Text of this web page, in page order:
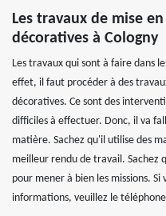
Les travaux de mise
décoratives à Cologny
Les travaux qui sont à faire dans
effet, il faut procéder à des
décoratives. Ce sont des
difficiles à effectuer. Donc, il va
matière. Sachez qu'il utilise des
meilleur rendu de travail. Sachez
pour mener à bien les missions. Si
informations, veuillez le